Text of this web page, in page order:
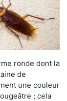
ronde dont la
de
une couleur
; cela